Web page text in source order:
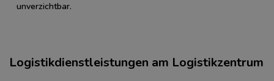
unverzichtbar.
Logistikdienstleistungen am Logistikzentrum